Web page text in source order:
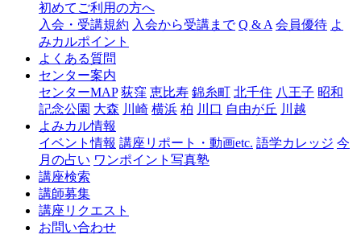
初めてご利用の方へ
入会・受講規約 入会から受講まで Q & A 会員優待 よ
みカルポイント
よくある質問
センター案内
センターMAP 荻窪 恵比寿 錦糸町 北千住 八王子 昭和
記念公園 大森 川崎 横浜 柏 川口 自由が丘 川越
よみカル情報
イベント情報 講座リポート・動画etc. 語学カレッジ 今
月の占い ワンポイント写真塾
講座検索
講師募集
講座リクエスト
お問い合わせ